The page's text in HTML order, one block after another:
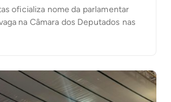
oficializa nome da parlamentar
na Câmara dos Deputados nas